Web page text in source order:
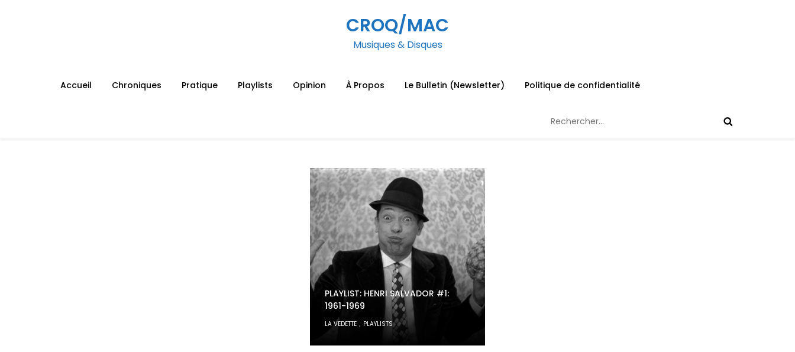
CROQ/MAC
Musiques & Disques
Accueil Chroniques Pratique Playlists Opinion À Propos Le Bulletin (Newsletter) Politique de confidentialité
PLAYLIST: HENRI SALVADOR #1:
1961-1969
LA VEDETTE , PLAYLISTS